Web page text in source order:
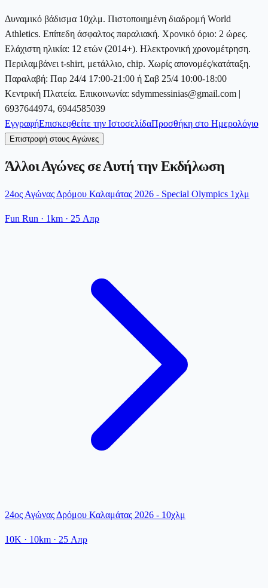
Δυναμικό βάδισμα 10χλμ. Πιστοποιημένη διαδρομή World
Athletics. Επίπεδη άσφαλτος παραλιακή. Χρονικό όριο: 2 ώρες.
Ελάχιστη ηλικία: 12 ετών (2014+). Ηλεκτρονική χρονομέτρηση.
Περιλαμβάνει t-shirt, μετάλλιο, chip. Χωρίς απονομές/κατάταξη.
Παραλαβή: Παρ 24/4 17:00-21:00 ή Σαβ 25/4 10:00-18:00
Κεντρική Πλατεία. Επικοινωνία: sdymmessinias@gmail.com |
6937644974, 6944585039
ΕγγραφήΕπισκεφθείτε την ΙστοσελίδαΠροσθήκη στο Ημερολόγιο
Επιστροφή στους Αγώνες
Άλλοι Αγώνες σε Αυτή την Εκδήλωση
24ος Αγώνας Δρόμου Καλαμάτας 2026 - Special Olympics 1χλμ
Fun Run · 1km · 25 Απρ
24ος Αγώνας Δρόμου Καλαμάτας 2026 - 10χλμ
10K · 10km · 25 Απρ